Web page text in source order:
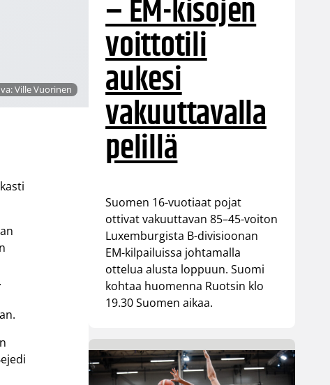
Ville Vuorinen
– EM-kisojen
voittotili
aukesi
vakuuttavalla
pelillä
Suomen 16-vuotiaat pojat
ottivat vakuuttavan 85–45-voiton
Luxemburgista B-divisioonan
EM-kilpailuissa johtamalla
ottelua alusta loppuun. Suomi
kohtaa huomenna Ruotsin klo
19.30 Suomen aikaa.